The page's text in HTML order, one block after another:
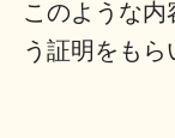
このような
う証明をもら